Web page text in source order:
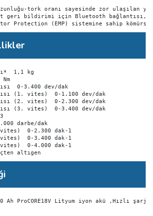
tork oranı sayesinde zor ulaşılan
geri bildirimi için Bluetooth bağlantısı,
Protection (EMP) sistemine sahip
1,1 kg
0-3.400 dev/dak
(1. vites)  0-1.100 dev/dak
(2. vites)  0-2.300 dev/dak
(3. vites)  0-3.400 dev/dak
darbe/dak
vites)  0-2.300 dak-1
vites)  0-3.400 dak-1
vites)  0-4.000 dak-1
altıgen
Ah ProCORE18V Lityum iyon akü